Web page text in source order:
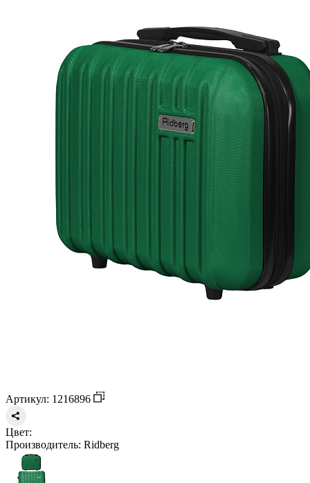
Артикул: 1216896
Цвет:
Производитель: Ridberg